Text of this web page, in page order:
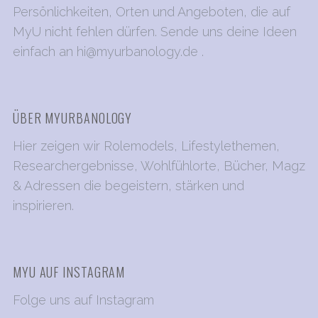
u
m
m
i
e
r
u
n
r
B
Persönlichkeiten, Orten und Angeboten, die auf
MyU nicht fehlen dürfen. Sende uns deine Ideen
einfach an hi@myurbanology.de .
ÜBER MYURBANOLOGY
Hier zeigen wir Rolemodels, Lifestylethemen,
Researchergebnisse, Wohlfühlorte, Bücher, Magz
& Adressen die begeistern, stärken und
inspirieren.
MYU AUF INSTAGRAM
Folge uns auf Instagram